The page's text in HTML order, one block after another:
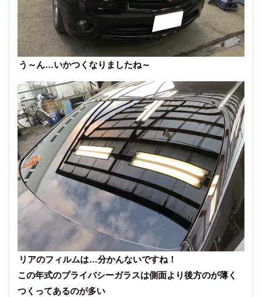
う～ん…いかつくなりましたね～
リアのフィルムは…分かんないですね！
この年式のプライバシーガラスは側面より後方のが薄く
つくってあるのが多い